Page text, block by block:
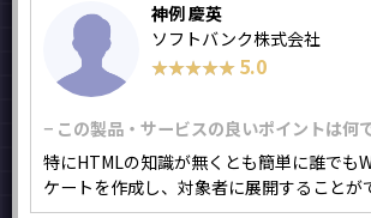
神例 慶英
ソフトバンク株式会社
★★★★★
★★★★★ 5.0
− この製品・サービスの良いポイントは何
特にHTMLの知識が無くとも簡単に誰でも
ケートを作成し、対象者に展開することが